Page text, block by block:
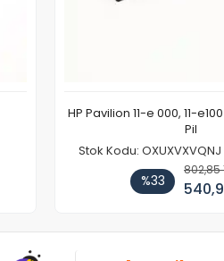
HP Pavilion 11-e 000, 11-
Pil
Stok Kodu: OXUXVXVQNJ
%33
802,85